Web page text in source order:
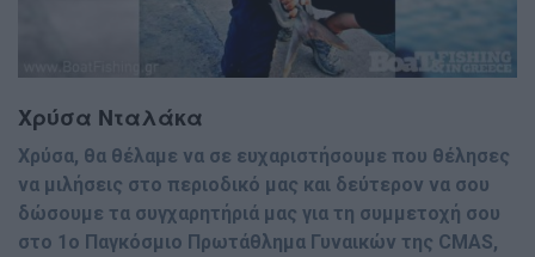
Χρύσα Νταλάκα
Χρύσα, θα θέλαµε να σε ευχαριστήσουµε που θέλησες
να µιλήσεις στο περιοδικό µας και δεύτερον να σου
δώσουµε τα συγχαρητήριά µας για τη συµµετοχή σου
στο 1ο Παγκόσµιο Πρωτάθληµα Γυναικών της CMAS,